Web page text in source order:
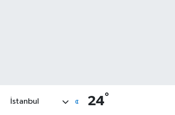
İstanbul 24°